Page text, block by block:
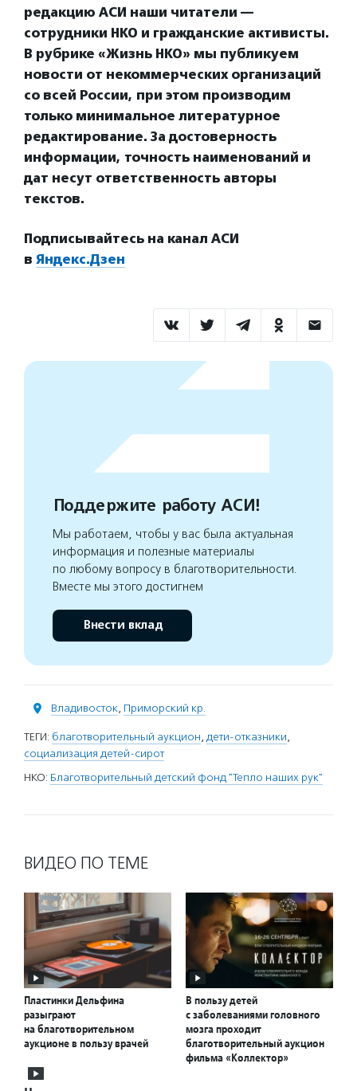
редакцию АСИ наши читатели —
сотрудники НКО и гражданские активисты.
В рубрике «Жизнь НКО» мы публикуем
новости от некоммерческих организаций
со всей России, при этом производим
только минимальное литературное
редактирование. За достоверность
информации, точность наименований и
дат несут ответственность авторы
текстов.
Подписывайтесь на канал АСИ
в Яндекс.Дзен
Поддержите работу АСИ!
Мы работаем, чтобы у вас была актуальная
информация и полезные материалы
по любому вопросу в благотворительности.
Вместе мы этого достигнем
Внести вклад
Владивосток, Приморский кр.
ТЕГИ: благотворительный аукцион, дети-отказники,
социализация детей-сирот
НКО: Благотворительный детский фонд "Тепло наших рук"
ВИДЕО ПО ТЕМЕ
Пластинки Дельфина
разыграют
на благотворительном
аукционе в пользу врачей
В пользу детей
с заболеваниями головного
мозга проходит
благотворительный аукцион
фильма «Коллектор»